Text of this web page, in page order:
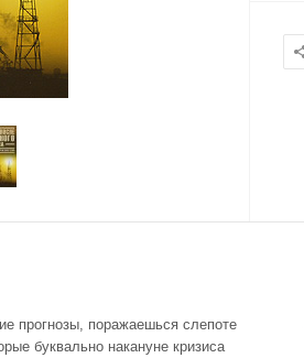
прогнозы, поражаешься слепоте
буквально накануне кризиса